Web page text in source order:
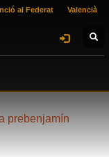
al Federat Valencià
prebenjamín